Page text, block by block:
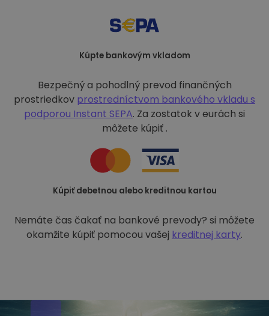
Kúpte bankovým vkladom
Bezpečný a pohodlný prevod finančných
prostriedkov prostredníctvom bankového vkladu s
podporou Instant SEPA. Za zostatok v eurách si
môžete kúpiť .
Kúpiť debetnou alebo kreditnou kartou
Nemáte čas čakať na bankové prevody? si môžete
okamžite kúpiť pomocou vašej kreditnej karty.